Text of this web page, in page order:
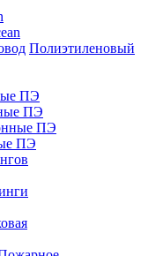
Полиэтиленовый
ПЭ
ПЭ
ПЭ
ПЭ